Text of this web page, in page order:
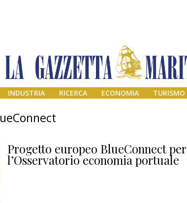
INDUSTRIA RICERCA ECONOMIA TURISMO
Progetto europeo BlueConnect per
l’Osservatorio economia portuale